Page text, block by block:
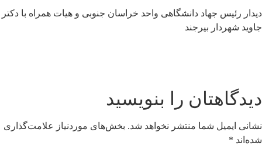
دیدار رئیس جهاد دانشگاهی واحد خراسان جنوبی و هیات همراه با دکتر
جاوید شهردار بیرجند
دیدگاهتان را بنویسید
نشانی ایمیل شما منتشر نخواهد شد. بخش‌های موردنیاز علامت‌گذاری
شده‌اند *